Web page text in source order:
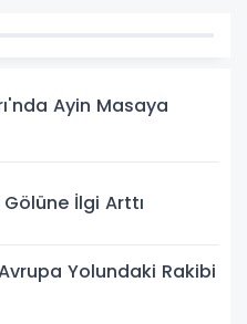
Ayin Masaya
Gölüne İlgi Arttı
Yolundaki Rakibi